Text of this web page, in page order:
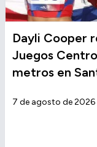
Dayli Cooper
Juegos
metros en
7 de agosto de 2026